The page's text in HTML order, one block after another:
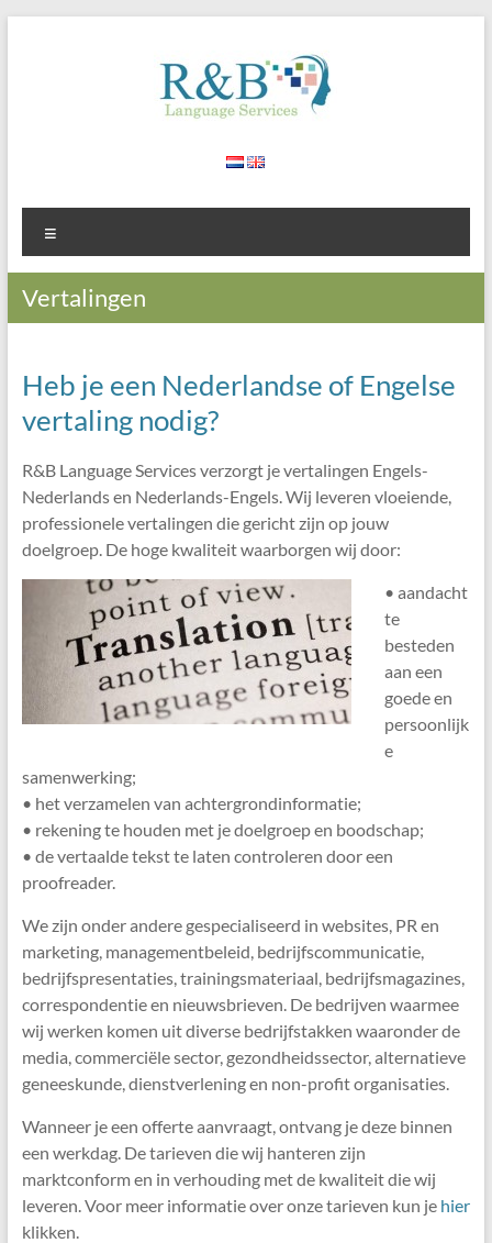
Translation
Services
Nederlands
Engels
Vertalingen
Heb je een Nederlandse of Engelse
vertaling nodig?
R&B Language Services verzorgt je vertalingen Engels-
Nederlands en Nederlands-Engels. Wij leveren vloeiende,
professionele vertalingen die gericht zijn op jouw
doelgroep. De hoge kwaliteit waarborgen wij door:
• aandacht
te
besteden
aan een
goede en
persoonlijk
e
samenwerking;
• het verzamelen van achtergrondinformatie;
• rekening te houden met je doelgroep en boodschap;
• de vertaalde tekst te laten controleren door een
proofreader.
We zijn onder andere gespecialiseerd in websites, PR en
marketing, managementbeleid, bedrijfscommunicatie,
bedrijfspresentaties, trainingsmateriaal, bedrijfsmagazines,
correspondentie en nieuwsbrieven. De bedrijven waarmee
wij werken komen uit diverse bedrijfstakken waaronder de
media, commerciële sector, gezondheidssector, alternatieve
geneeskunde, dienstverlening en non-profit organisaties.
Wanneer je een offerte aanvraagt, ontvang je deze binnen
een werkdag. De tarieven die wij hanteren zijn
marktconform en in verhouding met de kwaliteit die wij
leveren. Voor meer informatie over onze tarieven kun je hier
klikken.